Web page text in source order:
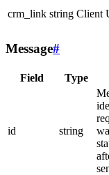
crm_link string Client
Message#
Field Type
id string